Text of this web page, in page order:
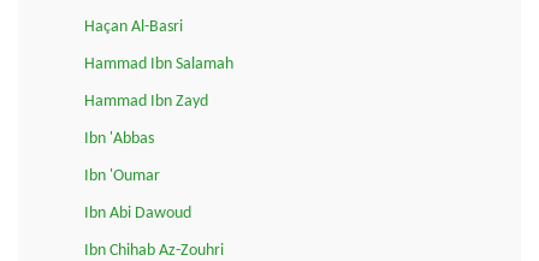
Haçan Al-Basri
Hammad Ibn Salamah
Hammad Ibn Zayd
Ibn 'Abbas
Ibn 'Oumar
Ibn Abi Dawoud
Ibn Chihab Az-Zouhri